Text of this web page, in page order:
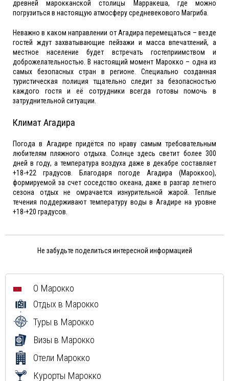
древней марокканской столицы Марракеша, где можно
погрузиться в настоящую атмосферу средневекового Магриба.
Неважно в каком направлении от Агадира перемещаться – везде
гостей ждут захватывающие пейзажи и масса впечатлений, а
местное население будет встречать гостеприимством и
доброжелательностью. В настоящий момент Марокко – одна из
самых безопасных стран в регионе. Специально созданная
туристическая полиция тщательно следит за безопасностью
каждого гостя и её сотрудники всегда готовы помочь в
затруднительной ситуации.
Климат Агадира
Погода в Агадире придётся по нраву самым требовательным
любителям пляжного отдыха. Солнце здесь светит более 300
дней в году, а температура воздуха даже в декабре составляет
+18-+22 градусов. Благодаря погоде Агадира (Мароккоо),
формируемой за счет соседство океана, даже в разгар летнего
сезона отдых не омрачается изнурительной жарой. Теплые
течения поддерживают температуру воды в Агадире на уровне
+18-+20 градусов.
Не забудьте поделиться интересной информацией
О Марокко
Отдых в Марокко
Туры в Марокко
Визы в Марокко
Отели Марокко
Курорты Марокко